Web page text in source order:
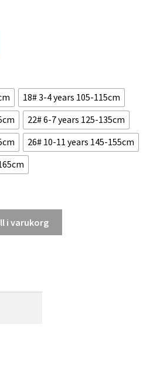
18# 3-4 years 105-115cm
22# 6-7 years 125-135cm
26# 10-11 years 145-155cm
i varukorg